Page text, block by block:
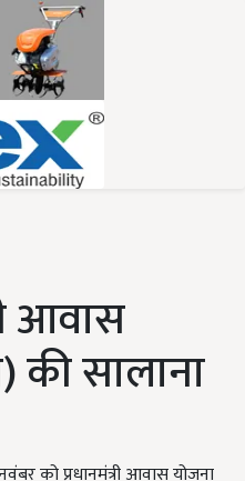
आवास
की सालाना
को प्रधानमंत्री आवास योजना